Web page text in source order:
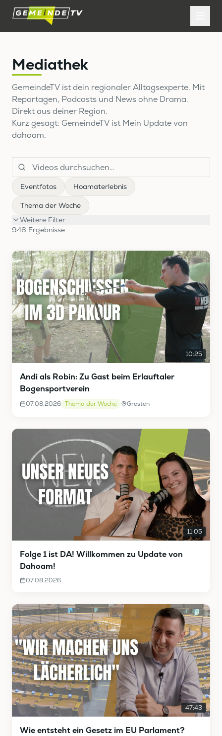
Mediathek
GemeindeTV ist dein regionaler Alltagsexperte. Mit
Reportagen, Podcasts und News ohne Drama.
Direkt aus deiner Region.
Kurz gesagt: GemeindeTV ist Mein Update von
dahoam.
Eventfotos Hoamaterlebnis
Thema der Woche
Weitere Filter
948 Ergebnisse
10:25
Andi als Robin: Zu Gast beim Erlauftaler
Bogensportverein
07.08.2026 Thema der Woche Gresten
11:05
Folge 1 ist DA! Willkommen zu Update von
Dahoam!
07.08.2026
47:43
Wie entsteht ein Gesetz im EU Parlament?